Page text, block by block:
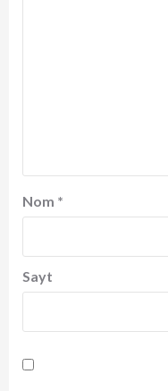
Nom *
Sayt